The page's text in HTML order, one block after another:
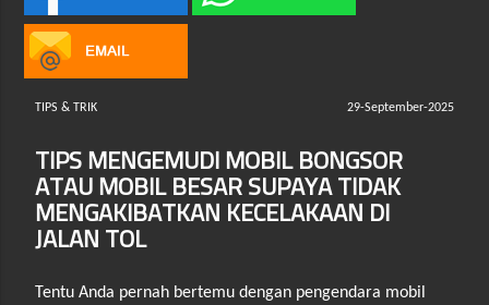
TIPS & TRIK 29-September-2025
TIPS MENGEMUDI MOBIL BONGSOR
ATAU MOBIL BESAR SUPAYA TIDAK
MENGAKIBATKAN KECELAKAAN DI
JALAN TOL
Tentu Anda pernah bertemu dengan pengendara mobil